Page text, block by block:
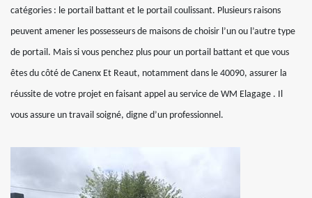
catégories : le portail battant et le portail coulissant. Plusieurs raisons
peuvent amener les possesseurs de maisons de choisir l’un ou l’autre type
de portail. Mais si vous penchez plus pour un portail battant et que vous
êtes du côté de Canenx Et Reaut, notamment dans le 40090, assurer la
réussite de votre projet en faisant appel au service de WM Elagage . Il
vous assure un travail soigné, digne d’un professionnel.